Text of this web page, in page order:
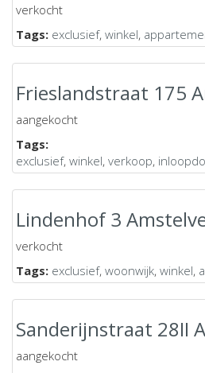
verkocht
Tags: exclusief, winkel,
Frieslandstraat 175
aangekocht
Tags:
exclusief, winkel, verkoop,
Lindenhof 3
verkocht
Tags: exclusief, woonwijk, winkel,
Sanderijnstraat 28II
aangekocht